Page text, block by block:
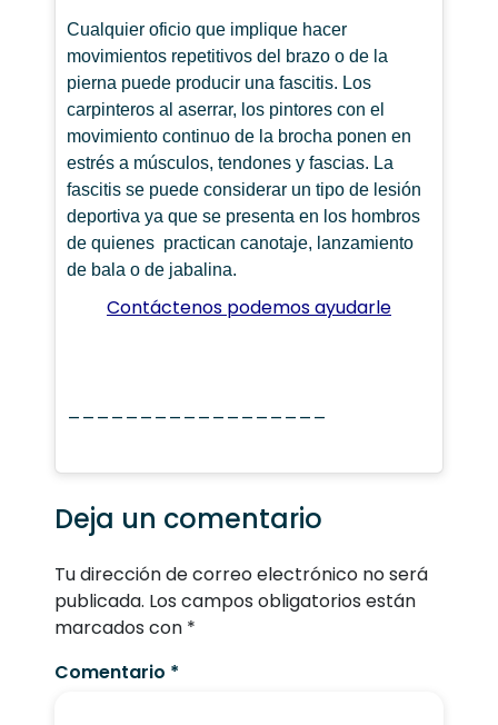
Cualquier oficio que implique hacer
movimientos repetitivos del brazo o de la
pierna puede producir una fascitis. Los
carpinteros al aserrar, los pintores con el
movimiento continuo de la brocha ponen en
estrés a músculos, tendones y fascias. La
fascitis se puede considerar un tipo de lesión
deportiva ya que se presenta en los hombros
de quienes practican canotaje, lanzamiento
de bala o de jabalina.
Contáctenos podemos ayudarle
Deja un comentario
Tu dirección de correo electrónico no será
publicada. Los campos obligatorios están
marcados con *
Comentario *